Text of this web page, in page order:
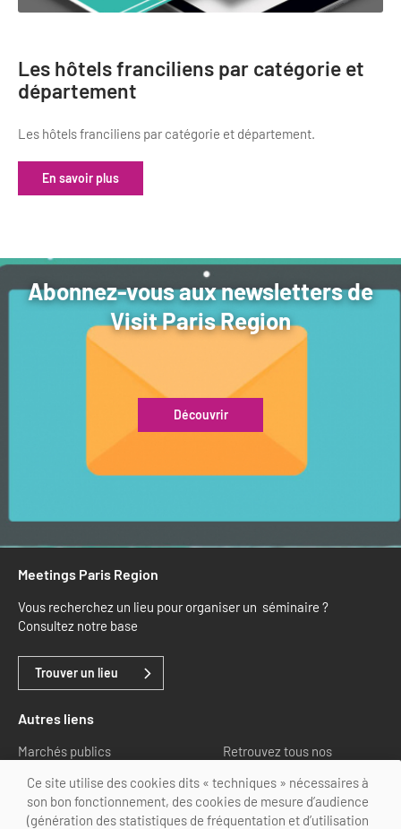
Les hôtels franciliens par catégorie et
département
Les hôtels franciliens par catégorie et département.
En savoir plus
Abonnez-vous aux newsletters de
Visit Paris Region
Découvrir
Meetings Paris Region
Vous recherchez un lieu pour organiser un séminaire ?
Consultez notre base
Trouver un lieu
Autres liens
Marchés publics
Retrouvez tous nos
Nous suivre
Ce site utilise des cookies dits « techniques » nécessaires à
son bon fonctionnement, des cookies de mesure d’audience
(génération des statistiques de fréquentation et d’utilisation